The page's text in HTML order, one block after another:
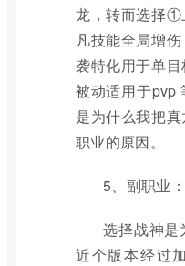
龙，转而选择①
凡技能全局增
袭特化用于单
被动适用于pvp
是为什么我把
职业的原因。
5、副职业
选择战神是
近个版本经过